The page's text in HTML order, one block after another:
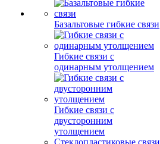
Базальтовые гибкие связи
Гибкие связи с
одинарным утолщением
Гибкие связи с
двусторонним
утолщением
Стеклопластиковые связи